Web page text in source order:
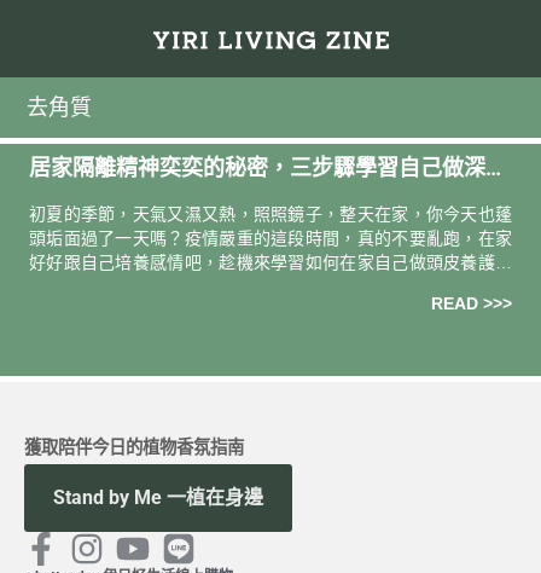
去角質
居家隔離精神奕奕的秘密，三步驟學習自己做深層
初夏的季節，天氣又濕又熱，照照鏡子，整天在家，你今天也蓬
頭垢面過了一天嗎？疫情嚴重的這段時間，真的不要亂跑，在家
好好跟自己培養感情吧，趁機來學習如何在家自己做頭皮養護。
READ >>>
獲取陪伴今日的植物香氛指南
Stand by Me 一植在身邊